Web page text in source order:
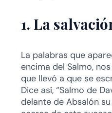
1. La
La palabras que
encima del Salmo,
que llevó a que se
Dice así, “Salmo de
delante de Absalón